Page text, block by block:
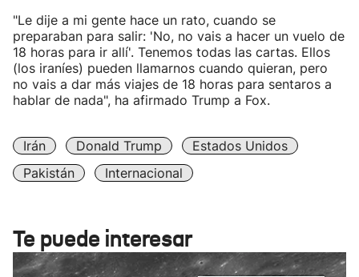
"Le dije a mi gente hace un rato, cuando se
preparaban para salir: 'No, no vais a hacer un vuelo de
18 horas para ir allí'. Tenemos todas las cartas. Ellos
(los iraníes) pueden llamarnos cuando quieran, pero
no vais a dar más viajes de 18 horas para sentaros a
hablar de nada", ha afirmado Trump a Fox.
Irán Donald Trump
Estados Unidos
Pakistán
Internacional
Te puede interesar